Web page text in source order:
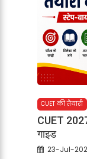
CUET की तैयारी
CUET
गाइड
23-Jul-